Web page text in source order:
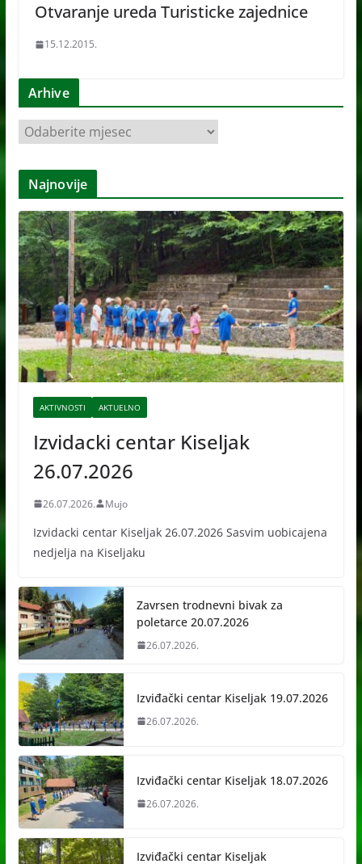
Otvaranje ureda Turisticke zajednice
15.12.2015.
Arhive
h
v
e
Najnovije
AKTIVNOSTI AKTUELNO
Izvidacki centar Kiseljak
26.07.2026
26.07.2026. Mujo
Izvidacki centar Kiseljak 26.07.2026 Sasvim uobicajena
nedjelja na Kiseljaku
Zavrsen trodnevni bivak za
poletarce 20.07.2026
26.07.2026.
Izviđački centar Kiseljak 19.07.2026
26.07.2026.
Izviđački centar Kiseljak 18.07.2026
26.07.2026.
Izviđački centar Kiseljak